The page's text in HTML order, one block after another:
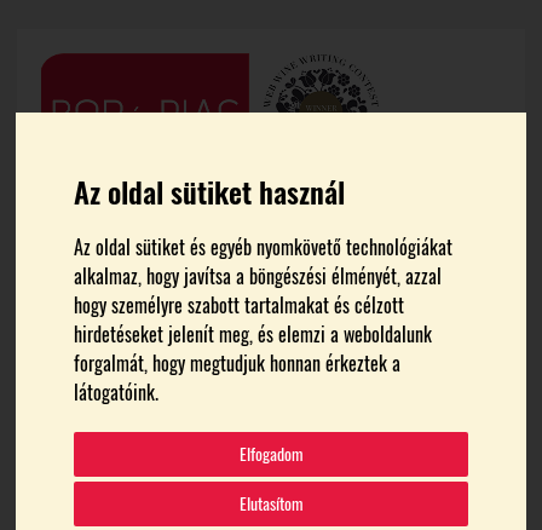
Az oldal sütiket használ
Az oldal sütiket és egyéb nyomkövető technológiákat
alkalmaz, hogy javítsa a böngészési élményét, azzal
hogy személyre szabott tartalmakat és célzott
hirdetéseket jelenít meg, és elemzi a weboldalunk
forgalmát, hogy megtudjuk honnan érkeztek a
látogatóink.
Elfogadom
Elutasítom
FŐOLDAL SZŐLŐ-BOR ÁGAZAT
szőlő-bor ágazat